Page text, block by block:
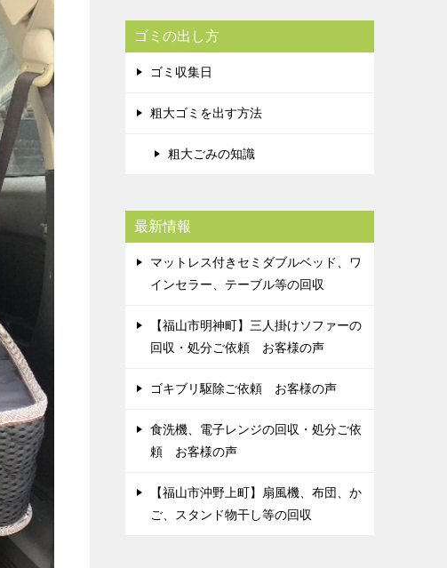
ゴミの出し方
ゴミ収集日
粗大ゴミを出す方法
粗大ごみの知識
最新情報
マットレス付きセミダブルベッド、ワ
インセラー、テーブル等の回収
【福山市明神町】三人掛けソファーの
回収・処分ご依頼 お客様の声
ゴキブリ駆除ご依頼 お客様の声
食洗機、電子レンジの回収・処分ご依
頼 お客様の声
【福山市沖野上町】扇風機、布団、か
ご、スタンド物干し等の回収